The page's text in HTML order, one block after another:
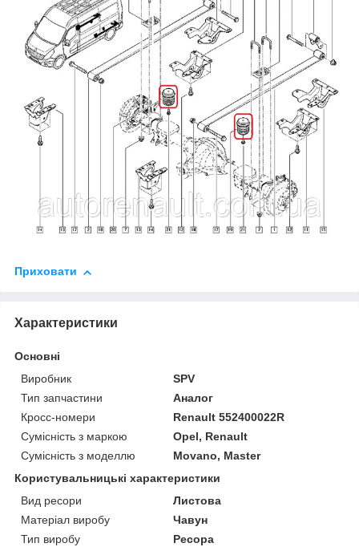
Приховати
Характеристики
Основні
Виробник
SPV
Тип запчастини
Аналог
Кросс-номери
Renault 552400022R
Сумісність з маркою
Opel, Renault
Сумісність з моделлю
Movano, Master
Користувальницькі характеристики
Вид ресори
Листова
Матеріал виробу
Чавун
Тип виробу
Ресора